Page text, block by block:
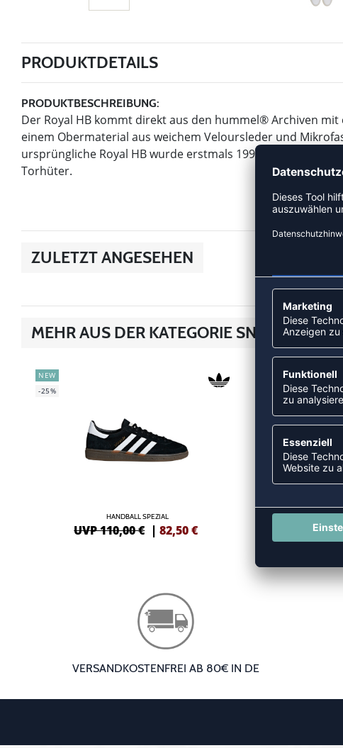
PRODUKTDETAILS
PRODUKTBESCHREIBUNG:
Der Royal HB kommt direkt aus den hummel® Archiven
einem Obermaterial aus weichem Veloursleder und
ursprüngliche Royal HB wurde erstmals 1994 bei der
Torhüter.
ZULETZT ANGESEHEN
MEHR AUS DER KATEGORIE SNEAKER
NEW
-25%
HANDBALL SPEZIAL
UVP 110,00 € |82,50€ UVP
VERSANDKOSTENFREI AB 80€ IN DE